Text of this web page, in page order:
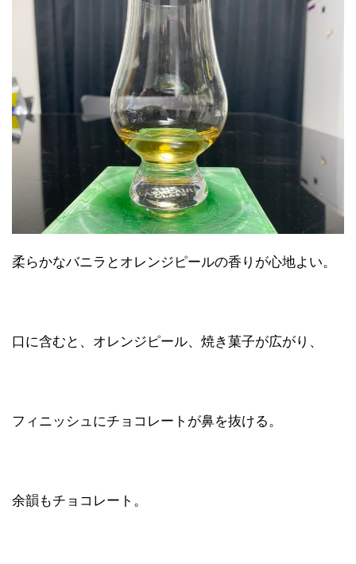
柔らかなバニラとオレンジピールの香りが心地よい。
口に含むと、オレンジピール、焼き菓子が広がり、
フィニッシュにチョコレートが鼻を抜ける。
余韻もチョコレート。